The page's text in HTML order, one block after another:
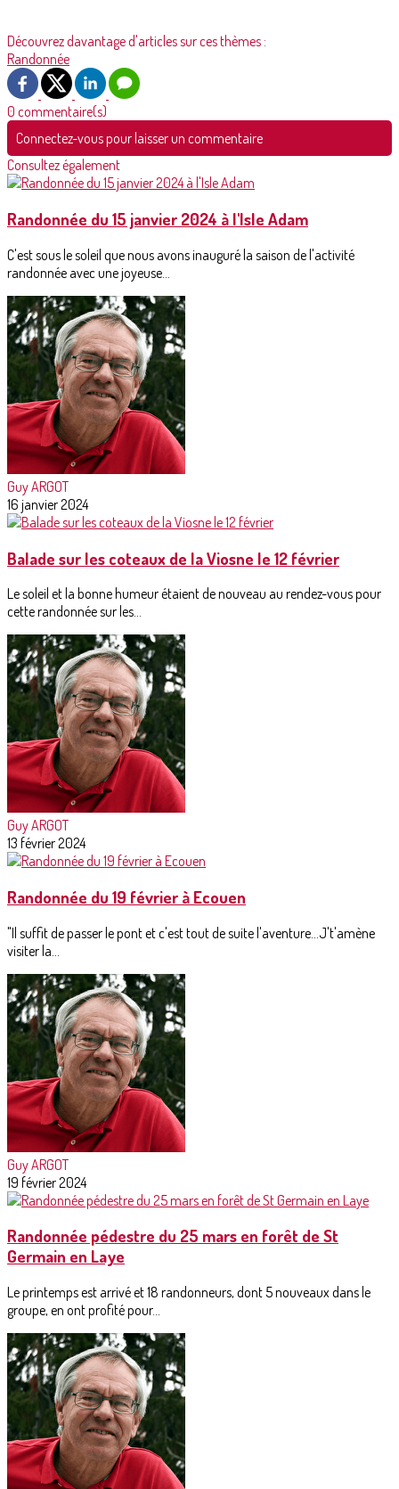
Découvrez davantage d'articles sur ces thèmes :
Randonnée
0 commentaire(s)
Connectez-vous pour laisser un commentaire
Consultez également
Randonnée du 15 janvier 2024 à l'Isle Adam
C'est sous le soleil que nous avons inauguré la saison de l'activité
randonnée avec une joyeuse...
Guy ARGOT
16 janvier 2024
Balade sur les coteaux de la Viosne le 12 février
Le soleil et la bonne humeur étaient de nouveau au rendez-vous pour
cette randonnée sur les...
Guy ARGOT
13 février 2024
Randonnée du 19 février à Ecouen
"Il suffit de passer le pont et c'est tout de suite l'aventure...J't'amène
visiter la...
Guy ARGOT
19 février 2024
Randonnée pédestre du 25 mars en forêt de St
Germain en Laye
Le printemps est arrivé et 18 randonneurs, dont 5 nouveaux dans le
groupe, en ont profité pour...